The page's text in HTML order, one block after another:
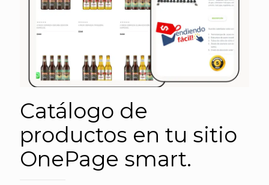
Catálogo de
productos en tu sitio
OnePage smart.